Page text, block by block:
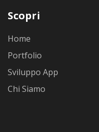
Scopri
Home
Portfolio
Sviluppo App
Chi Siamo